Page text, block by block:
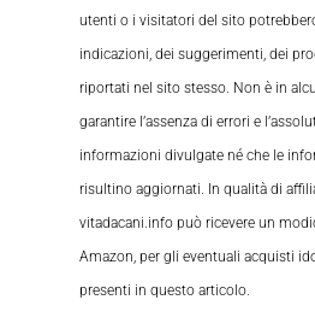
utenti o i visitatori del sito
indicazioni, dei suggerimenti, dei
riportati nel sito stesso. Non è in
garantire l’assenza di errori e
informazioni divulgate né che le
risultino aggiornati. In qualità di
vitadacani.info può ricevere un
Amazon, per gli eventuali acquisti
presenti in questo articolo.